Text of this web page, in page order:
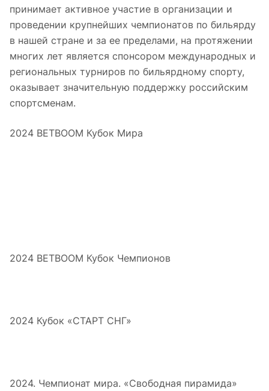
принимает активное участие в организации и
проведении крупнейших чемпионатов по бильярду
в нашей стране и за ее пределами, на протяжении
многих лет является спонсором международных и
региональных турниров по бильярдному спорту,
оказывает значительную поддержку российским
спортсменам.
2024 BETBOOM Кубок Мира
2024 BETBOOM Кубок Чемпионов
2024 Кубок «СТАРТ СНГ»
2024. Чемпионат мира. «Свободная пирамида»